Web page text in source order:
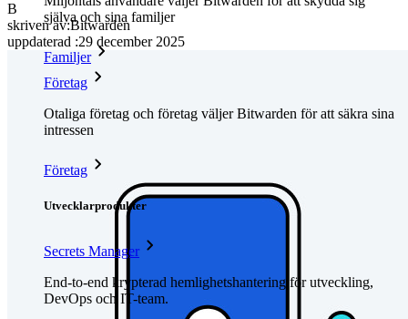
själva och sina familjer
Familjer
Företag
Otaliga företag och företag väljer Bitwarden för att säkra sina
intressen
Företag
Utvecklarprodukter
Secrets Manager
End-to-end krypterad hemlighetshantering för utveckling,
DevOps och IT-team.
B
skriven av:Bitwarden
uppdaterad :29 december 2025